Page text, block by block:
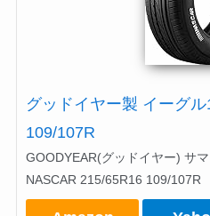
グッドイヤー製 イーグ
109/107R
GOODYEAR(グッドイヤー) サ
NASCAR 215/65R16 109/107R